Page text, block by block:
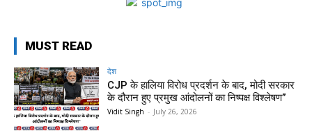
MUST READ
देश
CJP के हालिया विरोध प्रदर्शन के बाद, मोदी सरकार
के दौरान हुए प्रमुख आंदोलनों का निष्पक्ष विश्लेषण”
Vidit Singh - July 26, 2026